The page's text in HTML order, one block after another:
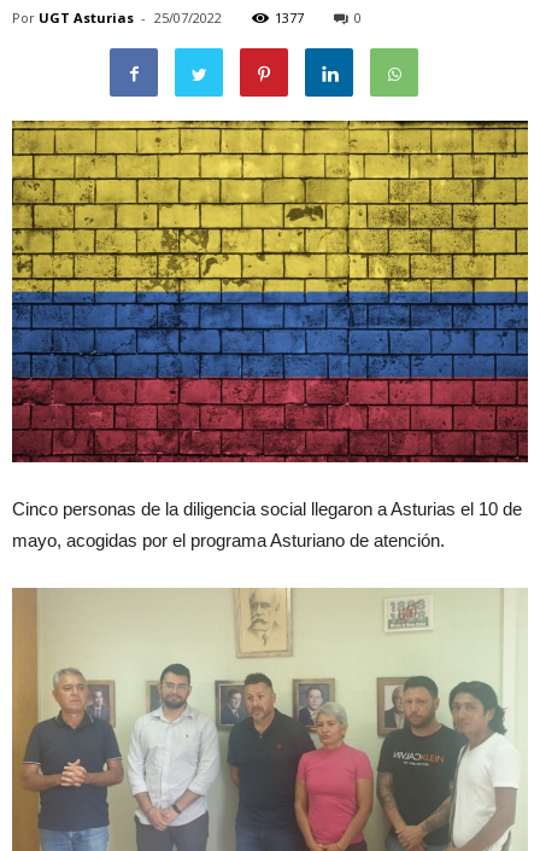
Por UGT Asturias - 25/07/2022 1377 0
Cinco personas de la diligencia social llegaron a Asturias el 10 de
mayo, acogidas por el programa Asturiano de atención.